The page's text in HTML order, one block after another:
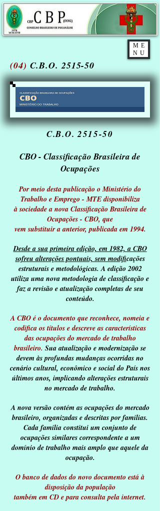
ME
NU
(04) C.B.O. 2515-50
C.B.O. 2515-50
CBO - Classificação Brasileira de
Ocupações
Por meio desta publicação o Ministério do
Trabalho e Emprego - MTE disponibiliza
à sociedade a nova Classificação Brasileira de
Ocupações - CBO, que
vem substituir a anterior, publicada em 1994.
Desde a sua primeira edição, em 1982, a CBO
sofreu alterações pontuais, sem modificações
estruturais e metodológicas. A edição 2002
utiliza uma nova metodologia de classificação e
faz a revisão e atualização completas de seu
conteúdo.
A CBO é o documento que reconhece, nomeia e
codifica os títulos e descreve as características
das ocupações do mercado de trabalho
brasileiro. Sua atualização e modernização se
devem às profundas mudanças ocorridas no
cenário cultural, econômico e social do País nos
últimos anos, implicando alterações estruturais
no mercado de trabalho.
A nova versão contém as ocupações do mercado
brasileiro, organizadas e descritas por famílias.
Cada família constitui um conjunto de
ocupações similares correspondente a um
domínio de trabalho mais amplo que aquele da
ocupação.
O banco de dados do novo documento está à
disposição da população
também em CD e para consulta pela internet.